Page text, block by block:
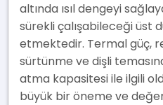
altında ısıl dengeyi
sürekli çalışabileceği üst
etmektedir. Termal güç,
sürtünme ve dişli
atma kapasitesi ile ilgili
büyük bir öneme ve